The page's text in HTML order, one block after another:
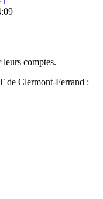
comptes.
de Clermont-Ferrand :